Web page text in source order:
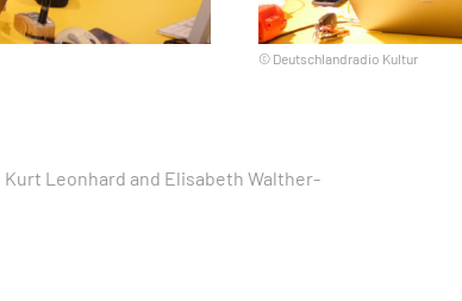
© Deutschlandradio Kultur
Leonhard and Elisabeth Walther-